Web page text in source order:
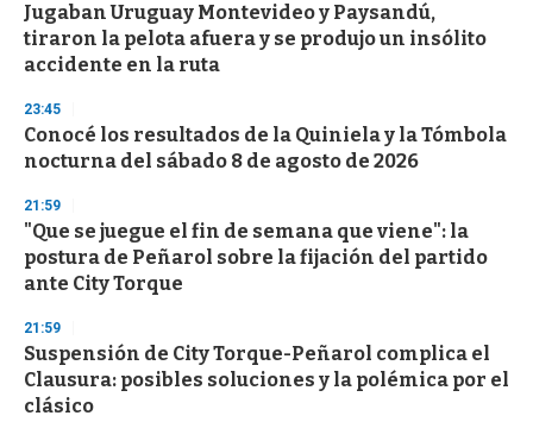
Jugaban Uruguay Montevideo y Paysandú,
tiraron la pelota afuera y se produjo un insólito
accidente en la ruta
23:45
Conocé los resultados de la Quiniela y la Tómbola
nocturna del sábado 8 de agosto de 2026
21:59
"Que se juegue el fin de semana que viene": la
postura de Peñarol sobre la fijación del partido
ante City Torque
21:59
Suspensión de City Torque-Peñarol complica el
Clausura: posibles soluciones y la polémica por el
clásico